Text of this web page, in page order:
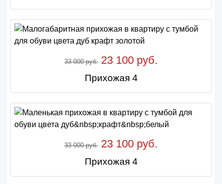
33 000 руб. 23 100 руб.
Прихожая 4
33 000 руб. 23 100 руб.
Прихожая 4